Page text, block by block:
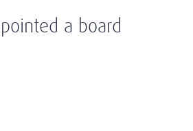
a board